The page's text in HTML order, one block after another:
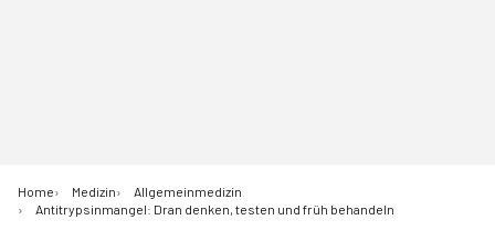
Home Medizin
Allgemeinmedizin
Antitrypsinmangel: Dran denken, testen und früh behandeln